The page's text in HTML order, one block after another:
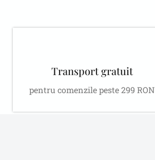
Transport gratuit
pentru comenzile peste 299 RON